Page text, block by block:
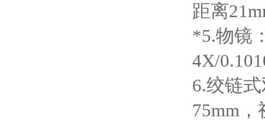
距离
*5.物镜
4X/
6.绞链
75mm